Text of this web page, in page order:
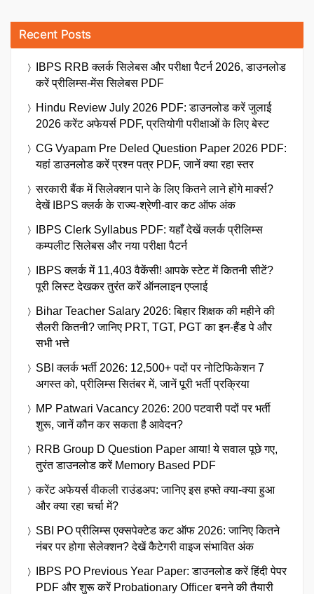
Recent Posts
IBPS RRB क्लर्क सिलेबस और परीक्षा पैटर्न 2026, डाउनलोड
करें प्रीलिम्स-मेंस सिलेबस PDF
Hindu Review July 2026 PDF: डाउनलोड करें जुलाई
2026 करेंट अफेयर्स PDF, प्रतियोगी परीक्षाओं के लिए बेस्ट
CG Vyapam Pre Deled Question Paper 2026 PDF:
यहां डाउनलोड करें प्रश्न पत्र PDF, जानें क्या रहा स्तर
सरकारी बैंक में सिलेक्शन पाने के लिए कितने लाने होंगे मार्क्स?
देखें IBPS क्लर्क के राज्य-श्रेणी-वार कट ऑफ अंक
IBPS Clerk Syllabus PDF: यहाँ देखें क्लर्क प्रीलिम्स
कम्पलीट सिलेबस और नया परीक्षा पैटर्न
IBPS क्लर्क में 11,403 वैकेंसी! आपके स्टेट में कितनी सीटें?
पूरी लिस्ट देखकर तुरंत करें ऑनलाइन एप्लाई
Bihar Teacher Salary 2026: बिहार शिक्षक की महीने की
सैलरी कितनी? जानिए PRT, TGT, PGT का इन-हैंड पे और
सभी भत्ते
SBI क्लर्क भर्ती 2026: 12,500+ पदों पर नोटिफिकेशन 7
अगस्त को, प्रीलिम्स सितंबर में, जानें पूरी भर्ती प्रक्रिया
MP Patwari Vacancy 2026: 200 पटवारी पदों पर भर्ती
शुरू, जानें कौन कर सकता है आवेदन?
RRB Group D Question Paper आया! ये सवाल पूछे गए,
तुरंत डाउनलोड करें Memory Based PDF
करेंट अफेयर्स वीकली राउंडअप: जानिए इस हफ्ते क्या-क्या हुआ
और क्या रहा चर्चा में?
SBI PO प्रीलिम्स एक्सपेक्टेड कट ऑफ 2026: जानिए कितने
नंबर पर होगा सेलेक्शन? देखें कैटेगरी वाइज संभावित अंक
IBPS PO Previous Year Paper: डाउनलोड करें हिंदी पेपर
PDF और शुरू करें Probationary Officer बनने की तैयारी